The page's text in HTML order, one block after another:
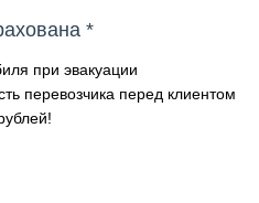
*
при эвакуации
перевозчика перед клиентом